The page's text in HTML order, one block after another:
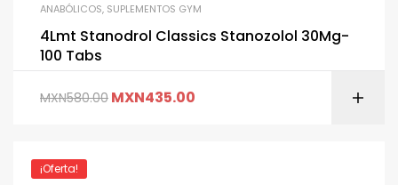
ANABÓLICOS, SUPLEMENTOS GYM
4Lmt Stanodrol Classics Stanozolol 30Mg-
100 Tabs
MXN580.00 MXN435.00
¡Oferta!